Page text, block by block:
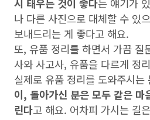
시 태우는 것이 좋다는 얘기가
나 다른 사진으로 대체할 수 있
보내드리는 게 좋다고 해요.
또, 유품 정리를 하면서 가끔 질
사와 사고사, 유품을 다르게 정
실제로 유품 정리를 도와주시는
이, 돌아가신 분은 모두 같은 마
린다고 해요. 어차피 가시는 길